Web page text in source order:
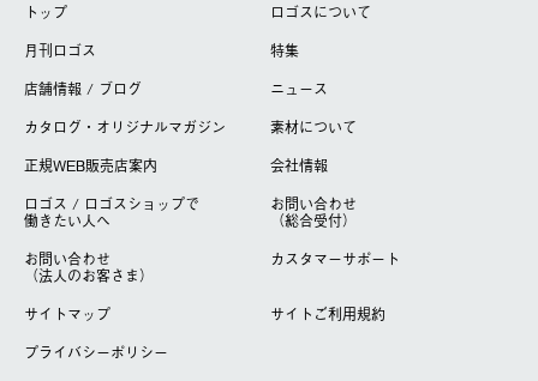
トップ
ロゴスについて
月刊ロゴス
特集
店舗情報 / ブログ
ニュース
カタログ・オリジナルマガジン
素材について
正規WEB販売店案内
会社情報
ロゴス / ロゴスショップで
働きたい人へ
お問い合わせ
（総合受付）
お問い合わせ
（法人のお客さま）
カスタマーサポート
サイトマップ
サイトご利用規約
プライバシーポリシー